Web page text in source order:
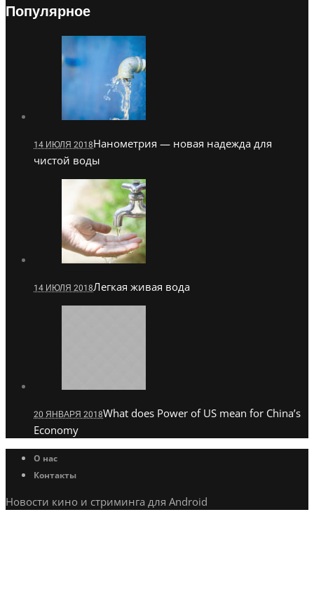
Популярное
14 ИЮЛЯ 2018Нанометрия — новая надежда для
чистой воды
14 ИЮЛЯ 2018Легкая живая вода
20 ЯНВАРЯ 2018What does Power of US mean for China’s
Economy
О нас
Контакты
Новости кино и стриминга для Android